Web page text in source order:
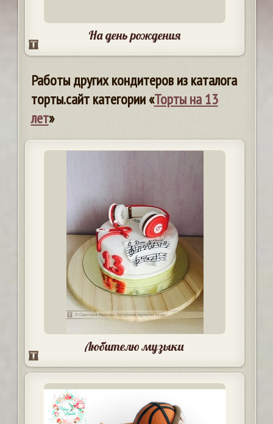
На день рождения
Работы других кондитеров из каталога
торты.сайт категории «Торты на 13
лет»
Любителю музыки